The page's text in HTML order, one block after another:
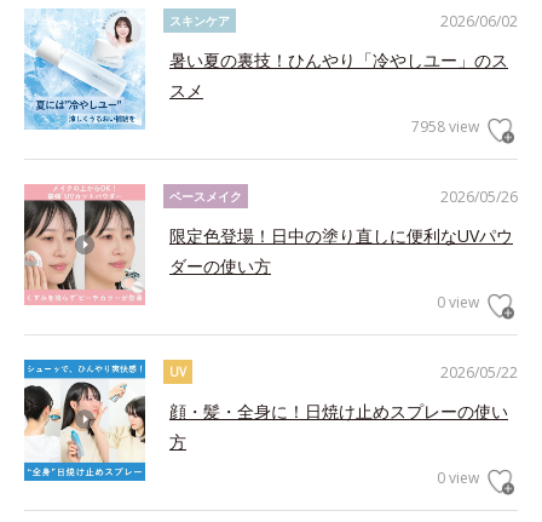
2026/06/02
スキンケア
暑い夏の裏技！ひんやり「冷やしユー」のス
スメ
7958 view
2026/05/26
ベースメイク
限定色登場！日中の塗り直しに便利なUVパウ
ダーの使い方
0 view
2026/05/22
UV
顔・髪・全身に！日焼け止めスプレーの使い
方
0 view